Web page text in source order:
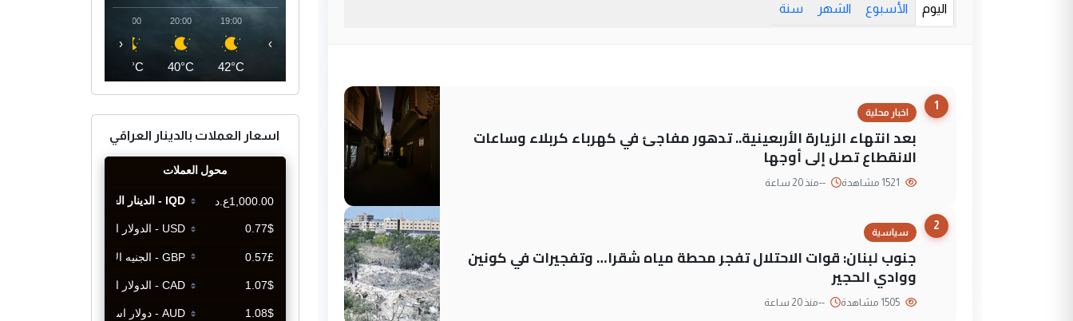
اليوم الأسبوع الشهر سنة
1
اخبار محلية
بعد انتهاء الزيارة الأربعينية.. تدهور مفاجئ في كهرباء كربلاء وساعات
الانقطاع تصل إلى أوجها
--منذ 20 ساعة
2
سياسية
جنوب لبنان: قوات الاحتلال تفجر محطة مياه شقرا… وتفجيرات في كونين
ووادي الحجير
--منذ 20 ساعة
19:00
42°C
20:00
40°C
21:00
39°C
‹ ›
اسعار العملات بالدينار العراقي